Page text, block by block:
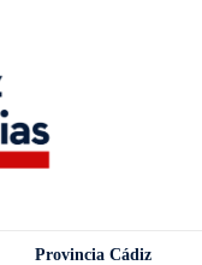
Provincia Cádiz